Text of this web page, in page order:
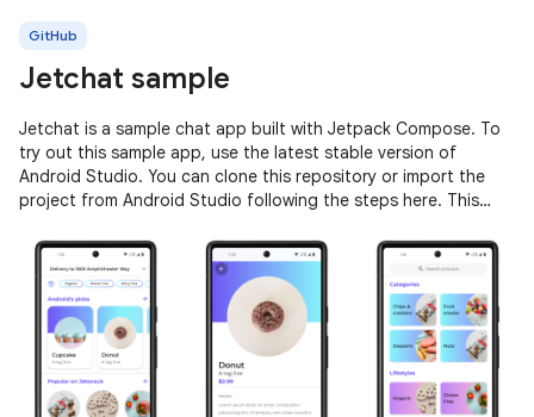
GitHub
Jetchat sample
Jetchat is a sample chat app built with Jetpack Compose. To
try out this sample app, use the latest stable version of
Android Studio. You can clone this repository or import the
project from Android Studio following the steps here. This